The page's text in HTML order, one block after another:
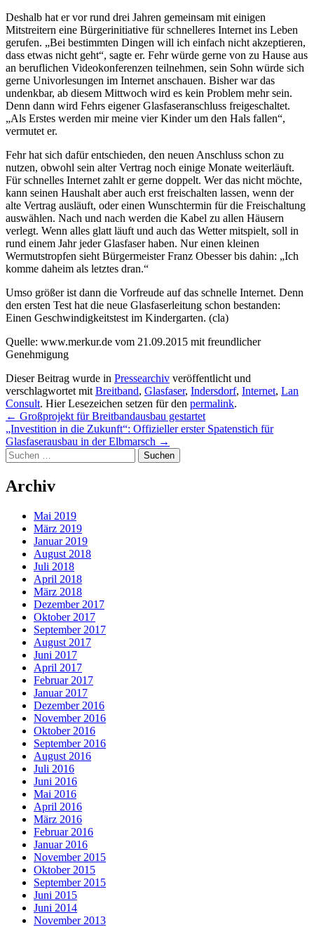
Deshalb hat er vor rund drei Jahren gemeinsam mit einigen
Mitstreitern eine Bürgerinitiative für schnelleres Internet ins Leben
gerufen. „Bei bestimmten Dingen will ich einfach nicht akzeptieren,
dass etwas nicht geht“, sagte er. Fehr würde gerne von zu Hause aus
an beruflichen Videokonferenzen teilnehmen, sein Sohn würde sich
gerne Univorlesungen im Internet anschauen. Bisher war das
undenkbar, ab diesem Mittwoch wird es kein Problem mehr sein.
Denn dann wird Fehrs eigener Glasfaseranschluss freigeschaltet.
„Als Erstes werden mir meine vier Kinder um den Hals fallen“,
vermutet er.
Fehr hat sich dafür entschieden, den neuen Anschluss schon zu
nutzen, obwohl sein alter Vertrag noch einige Monate weiterläuft.
Für schnelles Internet zahlt er gerne doppelt. Wer das nicht möchte,
kann seinen Haushalt aber auch erst freischalten lassen, wenn der
alte Vertrag ausläuft, oder einen Wunschtermin für die Freischaltung
auswählen. Nach und nach werden die Kabel zu allen Häusern
verlegt. Wenn alles glatt läuft und auch das Wetter mitspielt, soll in
rund einem Jahr jeder Glasfaser haben. Nur einen kleinen
Wermutstropfen sieht Bürgermeister Franz Obesser bis dahin: „Ich
komme daheim als letztes dran.“
Umso größer ist dann die Vorfreude auf das schnelle Internet. Denn
den ersten Test hat die neue Glasfaserleitung schon bestanden:
Einen Geschwindigkeitstest im Kindergarten. (cla)
Quelle: www.merkur.de vom 21.09.2015 mit freundlicher
Genehmigung
Dieser Beitrag wurde in Pressearchiv veröffentlicht und
verschlagwortet mit Breitband, Glasfaser, Indersdorf, Internet, Lan
Consult. Hier Lesezeichen setzen für den permalink.
Post
navigation
← Großprojekt für Breitbandausbau gestartet
„Investition in die Zukunft“: Offizieller erster Spatenstich für
Glasfaserausbau in der Elbmarsch →
Suchen
nach:
Archiv
Mai 2019
März 2019
Januar 2019
August 2018
Juli 2018
April 2018
März 2018
Dezember 2017
Oktober 2017
September 2017
August 2017
Juni 2017
April 2017
Februar 2017
Januar 2017
Dezember 2016
November 2016
Oktober 2016
September 2016
August 2016
Juli 2016
Juni 2016
Mai 2016
April 2016
März 2016
Februar 2016
Januar 2016
November 2015
Oktober 2015
September 2015
Juni 2015
Juni 2014
November 2013